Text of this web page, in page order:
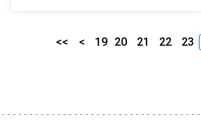
<< < 19 20 21 22 23